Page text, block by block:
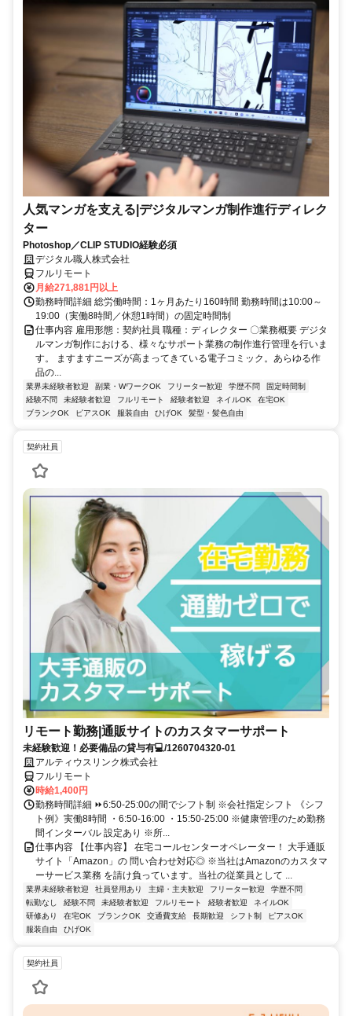
人気マンガを支える|デジタルマンガ制作進行ディレク
ター
Photoshop／CLIP STUDIO経験必須
デジタル職人株式会社
フルリモート
月給271,881円以上
勤務時間詳細 総労働時間：1ヶ月あたり160時間 勤務時間は10:00～
19:00（実働8時間／休憩1時間）の固定時間制
仕事内容 雇用形態：契約社員 職種：ディレクター 〇業務概要 デジタ
ルマンガ制作における、様々なサポート業務の制作進行管理を行いま
す。 ますますニーズが高まってきている電子コミック。あらゆる作
品の...
業界未経験者歓迎 副業・WワークOK フリーター歓迎 学歴不問
固定時間制
経験不問
未経験者歓迎 フルリモート 経験者歓迎 ネイルOK
在宅OK
ブランクOK
ピアスOK 服装自由 ひげOK 髪型・髪色自由
契約社員
リモート勤務|通販サイトのカスタマーサポート
未経験歓迎！必要備品の貸与有💻/1260704320-01
アルティウスリンク株式会社
フルリモート
時給1,400円
勤務時間詳細 ⏩6:50-25:00の間でシフト制 ※会社指定シフト 《シフ
ト例》実働8時間 ・6:50-16:00 ・15:50-25:00 ※健康管理のため勤務
間インターバル 設定あり ※所...
仕事内容 【仕事内容】 在宅コールセンターオペレーター！ 大手通販
サイト「Amazon」の 問い合わせ対応◎ ※当社はAmazonのカスタマ
ーサービス業務 を請け負っています。当社の従業員として ...
業界未経験者歓迎 社員登用あり 主婦・主夫歓迎 フリーター歓迎
学歴不問
転勤なし
経験不問 未経験者歓迎 フルリモート 経験者歓迎
ネイルOK
研修あり
在宅OK ブランクOK 交通費支給 長期歓迎 シフト制
ピアスOK
服装自由
ひげOK
契約社員